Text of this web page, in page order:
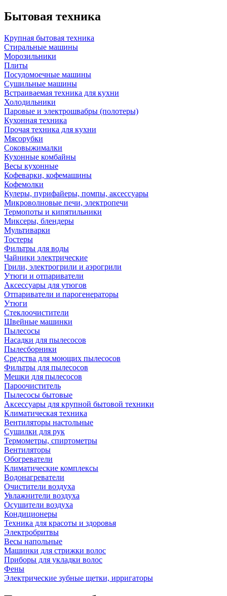
Бытовая техника
Крупная бытовая техника
Стиральные машины
Морозильники
Плиты
Посудомоечные машины
Сушильные машины
Встраиваемая техника для кухни
Холодильники
Паровые и электрошвабры (полотеры)
Кухонная техника
Прочая техника для кухни
Мясорубки
Соковыжималки
Кухонные комбайны
Весы кухонные
Кофеварки, кофемашины
Кофемолки
Кулеры, пурифайеры, помпы, аксессуары
Микроволновые печи, электропечи
Термопоты и кипятильники
Миксеры, блендеры
Мультиварки
Тостеры
Фильтры для воды
Чайники электрические
Грили, электрогрили и аэрогрили
Утюги и отпариватели
Аксессуары для утюгов
Отпариватели и парогенераторы
Утюги
Стеклоочистители
Швейные машинки
Пылесосы
Насадки для пылесосов
Пылесборники
Средства для моющих пылесосов
Фильтры для пылесосов
Мешки для пылесосов
Пароочиститель
Пылесосы бытовые
Аксессуары для крупной бытовой техники
Климатическая техника
Вентиляторы настольные
Сушилки для рук
Термометры, спиртометры
Вентиляторы
Обогреватели
Климатические комплексы
Водонагреватели
Очистители воздуха
Увлажнители воздуха
Осушители воздуха
Кондиционеры
Техника для красоты и здоровья
Электробритвы
Весы напольные
Машинки для стрижки волос
Приборы для укладки волос
Фены
Электрические зубные щетки, ирригаторы